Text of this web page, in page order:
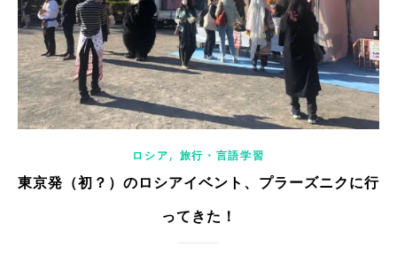
ロシア, 旅行・言語学習
東京発（初？）のロシアイベント、プラーズニクに行
ってきた！